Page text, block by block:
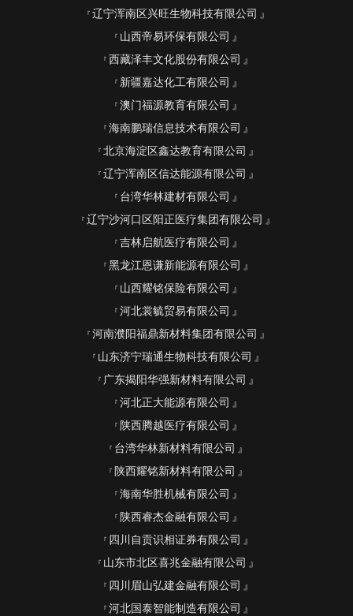
辽宁浑南区兴旺生物科技有限公司
山西帝易环保有限公司
西藏泽丰文化股份有限公司
新疆嘉达化工有限公司
澳门福源教育有限公司
海南鹏瑞信息技术有限公司
北京海淀区鑫达教育有限公司
辽宁浑南区信达能源有限公司
台湾华林建材有限公司
辽宁沙河口区阳正医疗集团有限公司
吉林启航医疗有限公司
黑龙江恩谦新能源有限公司
山西耀铭保险有限公司
河北裳毓贸易有限公司
河南濮阳福鼎新材料集团有限公司
山东济宁瑞通生物科技有限公司
广东揭阳华强新材料有限公司
河北正大能源有限公司
陕西腾越医疗有限公司
台湾华林新材料有限公司
陕西耀铭新材料有限公司
海南华胜机械有限公司
陕西睿杰金融有限公司
四川自贡识相证券有限公司
山东市北区喜兆金融有限公司
四川眉山弘建金融有限公司
河北国泰智能制造有限公司